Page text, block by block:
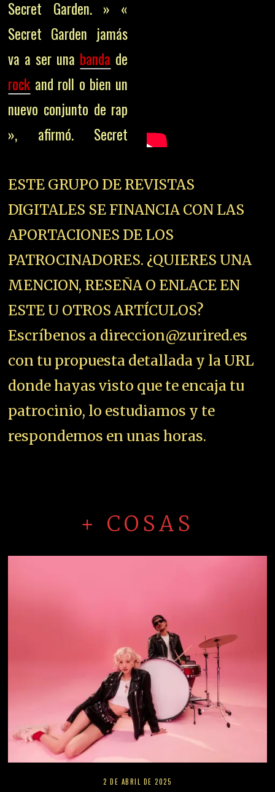
Secret Garden. » «
Secret Garden jamás
va a ser una banda de
rock and roll o bien un
nuevo conjunto de rap
», afirmó. Secret
ESTE GRUPO DE REVISTAS
DIGITALES SE FINANCIA CON LAS
APORTACIONES DE LOS
PATROCINADORES. ¿QUIERES UNA
MENCION, RESEÑA O ENLACE EN
ESTE U OTROS ARTÍCULOS?
Escríbenos a direccion@zurired.es
con tu propuesta detallada y la URL
donde hayas visto que te encaja tu
patrocinio, lo estudiamos y te
respondemos en unas horas.
+ COSAS
2 DE ABRIL DE 2025